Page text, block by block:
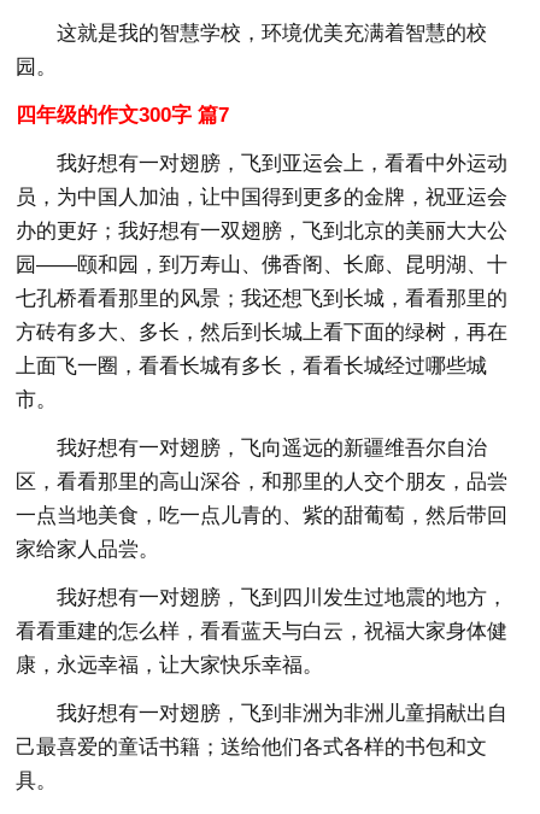
这就是我的智慧学校，环境优美充满着智慧的校
园。
四年级的作文300字 篇7
我好想有一对翅膀，飞到亚运会上，看看中外运动
员，为中国人加油，让中国得到更多的金牌，祝亚运会
办的更好；我好想有一双翅膀，飞到北京的美丽大大公
园——颐和园，到万寿山、佛香阁、长廊、昆明湖、十
七孔桥看看那里的风景；我还想飞到长城，看看那里的
方砖有多大、多长，然后到长城上看下面的绿树，再在
上面飞一圈，看看长城有多长，看看长城经过哪些城
市。
我好想有一对翅膀，飞向遥远的新疆维吾尔自治
区，看看那里的高山深谷，和那里的人交个朋友，品尝
一点当地美食，吃一点儿青的、紫的甜葡萄，然后带回
家给家人品尝。
我好想有一对翅膀，飞到四川发生过地震的地方，
看看重建的怎么样，看看蓝天与白云，祝福大家身体健
康，永远幸福，让大家快乐幸福。
我好想有一对翅膀，飞到非洲为非洲儿童捐献出自
己最喜爱的童话书籍；送给他们各式各样的书包和文
具。